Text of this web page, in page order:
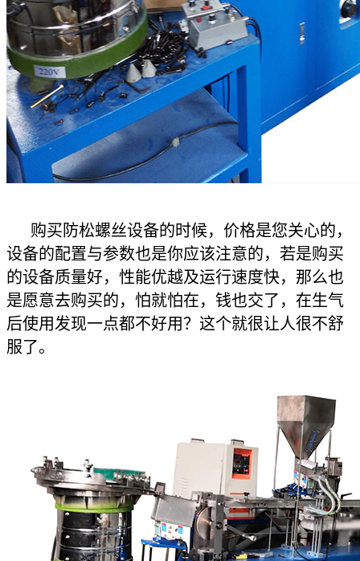
购买防松螺丝设备的时候，价格是您关心的，
设备的配置与参数也是你应该注意的，若是购买
的设备质量好，性能优越及运行速度快，那么也
是愿意去购买的，怕就怕在，钱也交了，在生气
后使用发现一点都不好用？这个就很让人很不舒
服了。